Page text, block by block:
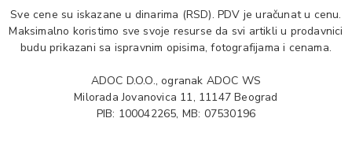
Sve cene su iskazane u dinarima (RSD). PDV je uračunat u cenu.
Maksimalno koristimo sve svoje resurse da svi artikli u prodavnici
budu prikazani sa ispravnim opisima, fotografijama i cenama.
ADOC D.O.O., ogranak ADOC WS
Milorada Jovanovica 11, 11147 Beograd
PIB: 100042265, MB: 07530196